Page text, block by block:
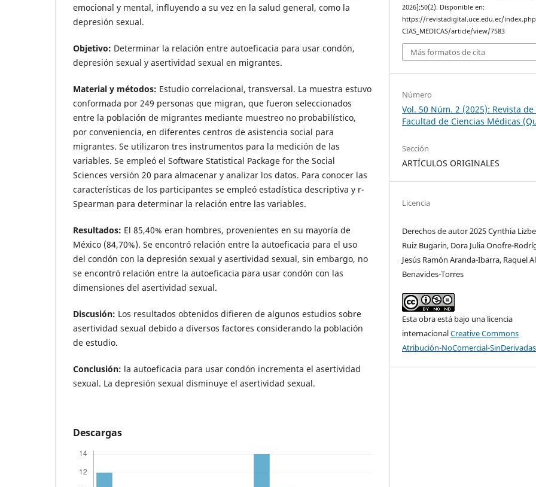
emocional y mental, influyendo a su vez en la salud general, como la
depresión sexual.
Objetivo: Determinar la relación entre autoeficacia para usar condón,
depresión sexual y asertividad sexual en migrantes.
Material y métodos: Estudio correlacional, transversal. La muestra estuvo
conformada por 249 personas que migran, que fueron seleccionados
entre la población de migrantes mediante muestreo no probabilístico,
por conveniencia, en diferentes centros de asistencia social para
migrantes. Se utilizaron tres instrumentos para la medición de las
variables. Se empleó el Software Statistical Package for the Social
Sciences versión 20 para almacenar y analizar los datos. Para conocer las
características de los participantes se empleó estadística descriptiva y r-
Spearman para determinar la relación entre las variables.
Resultados: El 85,40% eran hombres, provenientes en su mayoría de
México (84,70%). Se encontró relación entre la autoeficacia para el uso
del condón con la depresión sexual y asertividad sexual, sin embargo, no
se encontró relación entre la autoeficacia para usar condón con las
dimensiones del asertividad sexual.
Discusión: Los resultados obtenidos difieren de algunos estudios sobre
asertividad sexual debido a diversos factores considerando la población
de estudio.
Conclusión: la autoeficacia para usar condón incrementa el asertividad
sexual. La depresión sexual disminuye el asertividad sexual.
Descargas
2026];50(2). Disponible en:
https://revistadigital.uce.edu.ec/
CIAS_MEDICAS/article/view/7583
Más formatos de cita
Número
Vol. 50 Núm. 2 (2025): Revista de
Facultad de Ciencias Médicas
Sección
ARTÍCULOS ORIGINALES
Licencia
Derechos de autor 2025 Cynthia
Ruiz Bugarin, Dora Julia Onofre-
Jesús Ramón Aranda-Ibarra, Raquel
Benavides-Torres
Esta obra está bajo una licencia
internacionalCreative Commons
Atribución-NoComercial-